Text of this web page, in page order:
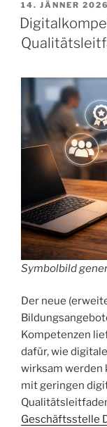
POSTED
ON
14. JÄNNER 2026
Symbolbild
Der neue
Kompetenzen
dafür, wie
wirksam werden
mit geringen
Geschäftsstelle